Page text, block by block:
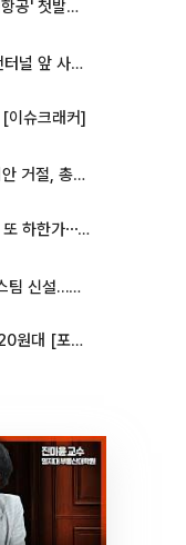
티웨이항공, 새 이름 '트리니티항공' 첫발…SSC 전략 본격화
앞 사고 발생
이슈크래커]
두고 시간 끌기”
NXT 프리마켓서 SK하이닉스 또 하한가⋯‘11주 거래’에 시초가 왜곡
’ 확대[K뷰티 라방戰]
코스피 4.58% 하락, 환율 1420원대 [포토]